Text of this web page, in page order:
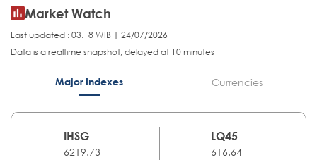
Market Watch
Last updated : 03.18 WIB | 24/07/2026
Data is a realtime snapshot, delayed at 10 minutes
Major Indexes Currencies
IHSG
6219.73
LQ45
616.64